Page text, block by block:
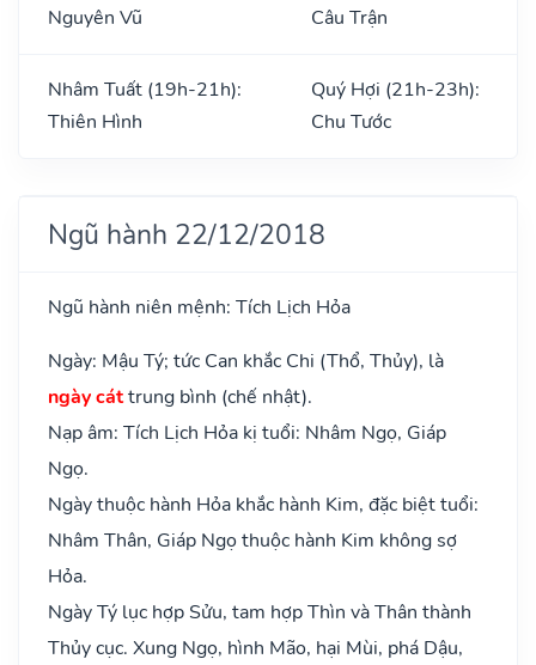
Nguyên Vũ
Câu Trận
Nhâm Tuất (19h-21h):
Thiên Hình
Quý Hợi (21h-23h):
Chu Tước
Ngũ hành 22/12/2018
Ngũ hành niên mệnh: Tích Lịch Hỏa
Ngày: Mậu Tý; tức Can khắc Chi (Thổ, Thủy), là
ngày cáttrung bình (chế nhật).
Nạp âm: Tích Lịch Hỏa kị tuổi: Nhâm Ngọ, Giáp
Ngọ.
Ngày thuộc hành Hỏa khắc hành Kim, đặc biệt tuổi:
Nhâm Thân, Giáp Ngọ thuộc hành Kim không sợ
Hỏa.
Ngày Tý lục hợp Sửu, tam hợp Thìn và Thân thành
Thủy cục. Xung Ngọ, hình Mão, hại Mùi, phá Dậu,